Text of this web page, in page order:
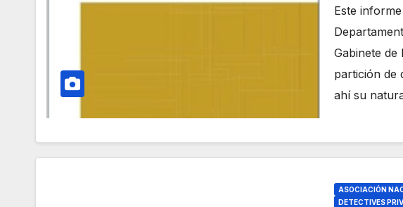
Este
Gabinete de
partición de
ahí su
ASOCIACIÓN
DETECTIVES